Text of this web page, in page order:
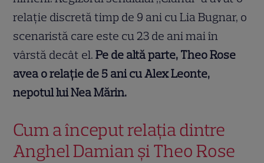
relație discretă timp de 9 ani cu Lia Bugnar, o
scenaristă care este cu 23 de ani mai în
vârstă decât el.Pe de altă parte, Theo Rose
avea o relație de 5 ani cu Alex Leonte,
nepotul lui Nea Mărin.
Cum a început relația dintre
Anghel Damian și Theo Rose